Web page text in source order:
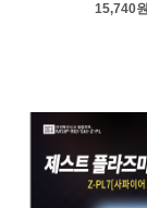
15,740원